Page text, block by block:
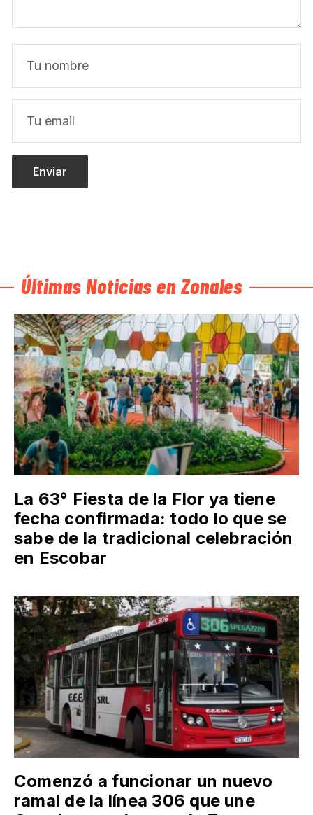
Últimas Noticias en Zonales
La 63° Fiesta de la Flor ya tiene
fecha confirmada: todo lo que se
sabe de la tradicional celebración
en Escobar
Comenzó a funcionar un nuevo
ramal de la línea 306 que une